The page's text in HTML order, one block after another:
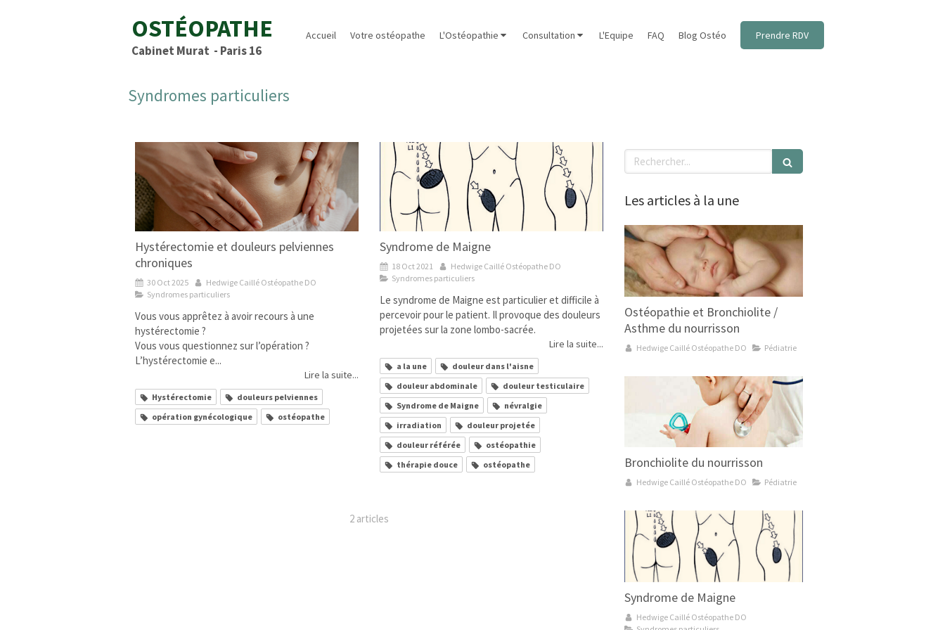
Accueil Votre ostéopathe L'Ostéopathie Consultation L'Equipe FAQ Blog Ostéo Prendre RDV
OSTÉOPATHE
Cabinet Murat - Paris 16
Syndromes particuliers
Hystérectomie et douleurs pelviennes
chroniques
30 Oct 2025
Hedwige Caillé Ostéopathe DO
Syndromes particuliers
Vous vous apprêtez à avoir recours à une
hystérectomie ?
Vous vous questionnez sur l’opération ?
L’hystérectomie e...
Lire la suite...
Hystérectomie
douleurs pelviennes
opération gynécologique
ostéopathe
Syndrome de Maigne
18 Oct 2021
Hedwige Caillé Ostéopathe DO
Syndromes particuliers
Le syndrome de Maigne est particulier et difficile à
percevoir pour le patient. Il provoque des douleurs
projetées sur la zone lombo-sacrée.
Lire la suite...
a la une
douleur dans l'aisne
douleur abdominale
douleur testiculaire
Syndrome de Maigne
névralgie
irradiation
douleur projetée
douleur référée
ostéopathie
thérapie douce
ostéopathe
2 articles
Rechercher
Les articles à la une
Ostéopathie et Bronchiolite /
Asthme du nourrisson
Hedwige Caillé Ostéopathe DO Pédiatrie
Bronchiolite du nourrisson
Hedwige Caillé Ostéopathe DO Pédiatrie
Syndrome de Maigne
Hedwige Caillé Ostéopathe DO